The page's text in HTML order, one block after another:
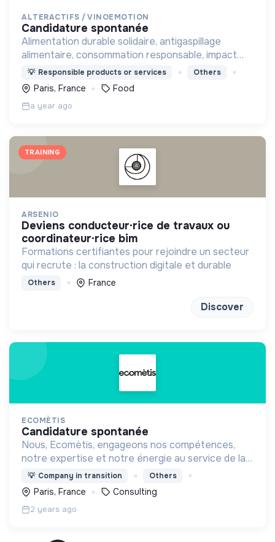
ALTERACTIFS / VINOEMOTION
candidature spontanée
Alimentation durable solidaire, antigaspillage
alimentaire, consommation responsable, impact
positif social et environnemental
💡 Responsible products or services Others
Paris, France Food
a year ago
TRAINING
ARSENIO
deviens conducteur·rice de travaux ou
coordinateur·rice bim
Formations certifiantes pour rejoindre un secteur
qui recrute : la construction digitale et durable
Others France
Discover
ECOMÈTIS
candidature spontanée
Nous, Ecomètis, engageons nos compétences,
notre expertise et notre énergie au service de la
transformation des entreprises vers une
prospérité économique durable et responsable.
💡 Company in transition Others
Paris, France Consulting
2 years ago